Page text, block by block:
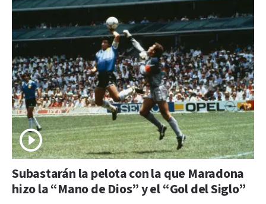
Subastarán la pelota con la que Maradona
hizo la “Mano de Dios” y el “Gol del Siglo”